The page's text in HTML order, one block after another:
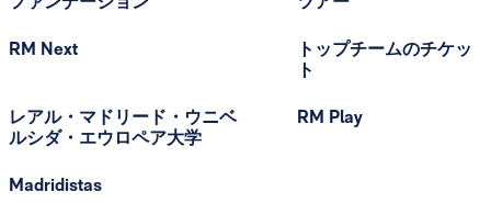
RM Next
レアル・マドリード・ウニベ
ルシダ・エウロペア大学
Madridistas
トップチームのチケッ
ト
RM Play